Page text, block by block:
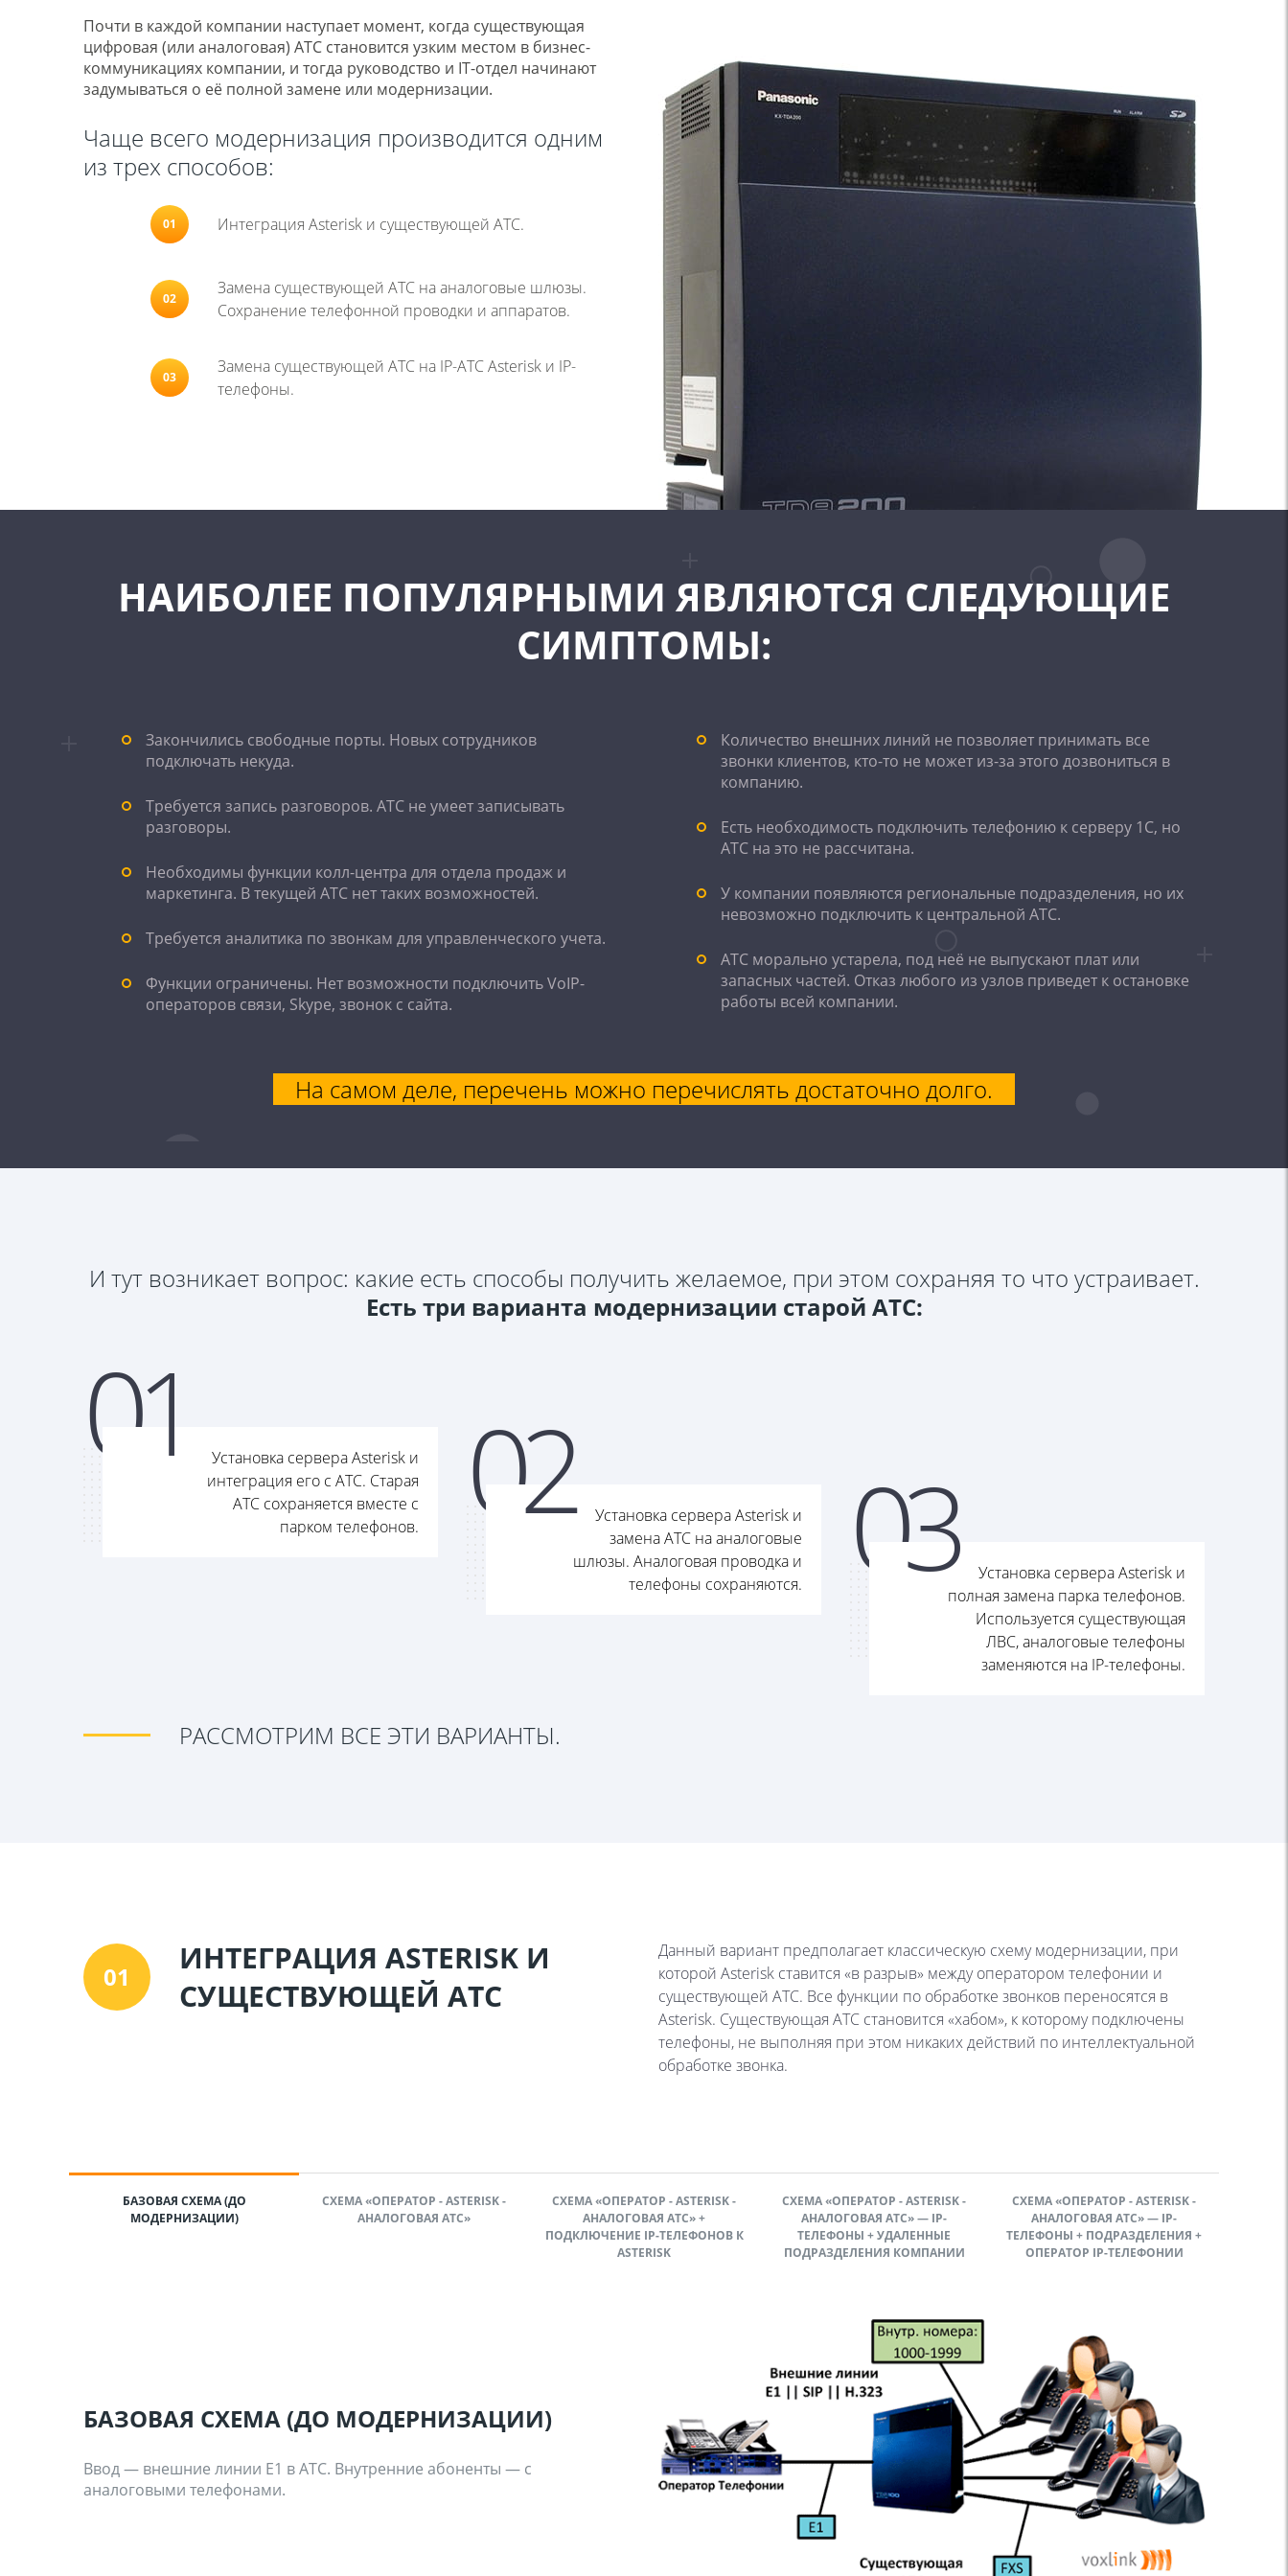
Почти в каждой компании наступает момент, когда существующая
цифровая (или аналоговая) АТС становится узким местом в бизнес-
коммуникациях компании, и тогда руководство и IT-отдел начинают
задумываться о её полной замене или модернизации.
Чаще всего модернизация производится одним
из трех способов:
Интеграция Asterisk и существующей АТС.
Замена существующей АТС на аналоговые шлюзы.
Сохранение телефонной проводки и аппаратов.
Замена существующей АТС на IP-АТС Asterisk и IP-
телефоны.
НАИБОЛЕЕ ПОПУЛЯРНЫМИ ЯВЛЯЮТСЯ СЛЕДУЮЩИЕ
СИМПТОМЫ:
Закончились свободные порты. Новых сотрудников
подключать некуда.
Требуется запись разговоров. АТС не умеет записывать
разговоры.
Необходимы функции колл-центра для отдела продаж и
маркетинга. В текущей АТС нет таких возможностей.
Требуется аналитика по звонкам для управленческого учета.
Функции ограничены. Нет возможности подключить VoIP-
операторов связи, Skype, звонок с сайта.
Количество внешних линий не позволяет принимать все
звонки клиентов, кто-то не может из-за этого дозвониться в
компанию.
Есть необходимость подключить телефонию к серверу 1C, но
АТС на это не рассчитана.
У компании появляются региональные подразделения, но их
невозможно подключить к центральной АТС.
АТС морально устарела, под неё не выпускают плат или
запасных частей. Отказ любого из узлов приведет к остановке
работы всей компании.
На самом деле, перечень можно перечислять достаточно долго.
И тут возникает вопрос: какие есть способы получить желаемое, при этом сохраняя то что устраивает.
Есть три варианта модернизации старой АТС:
01
Установка сервера Asterisk и
интеграция его с АТС. Старая
АТС сохраняется вместе с
парком телефонов.
02
Установка сервера Asterisk и
замена АТС на аналоговые
шлюзы. Аналоговая проводка и
телефоны сохраняются.
03
Установка сервера Asterisk и
полная замена парка телефонов.
Используется существующая
ЛВС, аналоговые телефоны
заменяются на IP-телефоны.
РАССМОТРИМ ВСЕ ЭТИ ВАРИАНТЫ.
01
ИНТЕГРАЦИЯ ASTERISK И
СУЩЕСТВУЮЩЕЙ АТС
Данный вариант предполагает классическую схему модернизации, при
которой Asterisk ставится «в разрыв» между оператором телефонии и
существующей АТС. Все функции по обработке звонков переносятся в
Asterisk. Существующая АТС становится «хабом», к которому подключены
телефоны, не выполняя при этом никаких действий по интеллектуальной
обработке звонка.
БАЗОВАЯ СХЕМА (ДО
МОДЕРНИЗАЦИИ)
СХЕМА «ОПЕРАТОР - ASTERISK -
АНАЛОГОВАЯ АТС»
СХЕМА «ОПЕРАТОР - ASTERISK -
АНАЛОГОВАЯ АТС» +
ПОДКЛЮЧЕНИЕ IP-ТЕЛЕФОНОВ К
ASTERISK
СХЕМА «ОПЕРАТОР - ASTERISK -
АНАЛОГОВАЯ АТС» — IP-
ТЕЛЕФОНЫ + УДАЛЕННЫЕ
ПОДРАЗДЕЛЕНИЯ КОМПАНИИ
СХЕМА «ОПЕРАТОР - ASTERISK -
АНАЛОГОВАЯ АТС» — IP-
ТЕЛЕФОНЫ + ПОДРАЗДЕЛЕНИЯ +
ОПЕРАТОР IP-ТЕЛЕФОНИИ
БАЗОВАЯ СХЕМА (ДО МОДЕРНИЗАЦИИ)
Ввод — внешние линии Е1 в АТС. Внутренние абоненты — с
аналоговыми телефонами.